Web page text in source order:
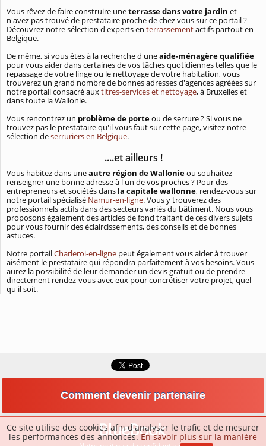
Vous rêvez de faire construire uneterrasse dans votre jardin et
n'avez pas trouvé de prestataire proche de chez vous sur ce portail ?
Découvrez notre sélection d'experts en terrassementactifs partout en
Belgique.
De même, si vous êtes à la recherche d'uneaide-ménagère qualifiée
pour vous aider dans certaines de vos tâches quotidiennes telles que le
repassage de votre linge ou le nettoyage de votre habitation, vous
trouverez un grand nombre de bonnes adresses d'agences agréées sur
notre portail consacré auxtitres-services et nettoyage, à Bruxelles et
dans toute la Wallonie.
Vous rencontrez un problème de porteou de serrure ? Si vous ne
trouvez pas le prestataire qu'il vous faut sur cette page, visitez notre
sélection deserruriers en Belgique.
....et ailleurs !
Vous habitez dans uneautre région de Wallonieou souhaitez
renseigner une bonne adresse à l'un de vos proches ? Pour des
entrepreneurs et sociétés dans la capitale wallonne, rendez-vous sur
notre portail spécialisé Namur-en-ligne. Vous y trouverez des
professionnels actifs dans des secteurs variés du bâtiment. Nous vous
proposons également des articles de fond traitant de ces divers sujets
pour vous fournir des éclaircissements, des conseils et de bonnes
astuces.
Notre portailCharleroi-en-ligne peut également vous aider à trouver
aisément le prestataire qui répondra parfaitement à vos besoins. Vous
aurez la possibilité de leur demander un devis gratuit ou de prendre
directement rendez-vous avec eux pour concrétiser votre projet, quel
qu'il soit.
Comment devenir partenaire
Ce site utilise des cookies afin d'analyser le trafic et de mesurer
les performances des annonces.En savoir plus sur la manière